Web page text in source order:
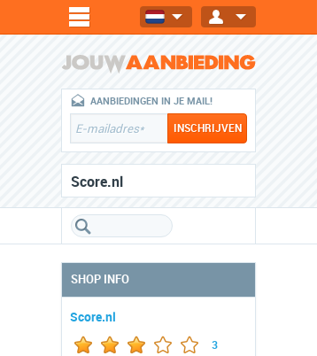
AANBIEDINGEN IN JE MAIL!
Score.nl
SHOP INFO
Score.nl
3